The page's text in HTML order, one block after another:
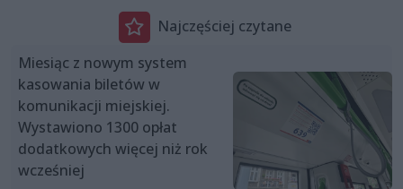
Najczęściej czytane
Miesiąc z nowym system
kasowania biletów w
komunikacji miejskiej.
Wystawiono 1300 opłat
dodatkowych więcej niż rok
wcześniej